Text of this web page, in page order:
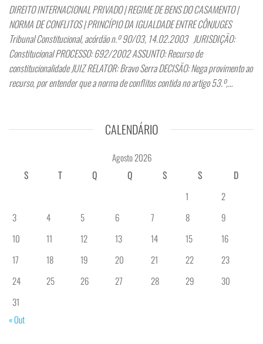
DIREITO INTERNACIONAL PRIVADO | REGIME DE BENS DO CASAMENTO |
NORMA DE CONFLITOS | PRINCÍPIO DA IGUALDADE ENTRE CÔNJUGES
Tribunal Constitucional, acórdão n.º 90/03, 14.02.2003 JURISDIÇÃO:
Constitucional PROCESSO: 692/2002 ASSUNTO: Recurso de
constitucionalidade JUIZ RELATOR: Bravo Serra DECISÃO: Nega provimento ao
recurso, por entender que a norma de conflitos contida no artigo 53.º,…
CALENDÁRIO
Agosto 2026
S
T Q Q S S
D
1
2
3
4 5 6 7 8
9
10
11 12 13 14 15
16
17
18 19 20 21 22
23
24
25 26 27 28 29
30
31
« Out